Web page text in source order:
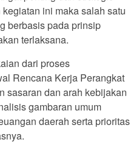
ini maka salah satu
berbasis pada prinsip
terlaksana.
dari proses
Rencana Kerja Perangkat
sasaran dan arah kebijakan
gambaran umum
daerah serta prioritas